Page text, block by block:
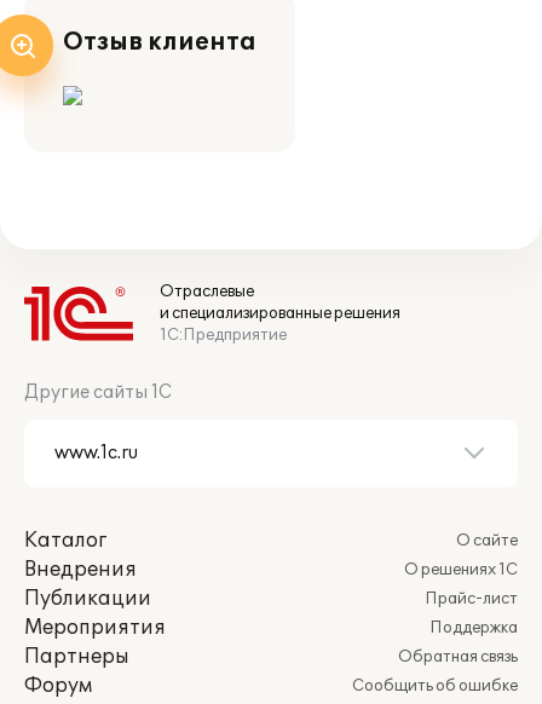
Отзыв клиента
Отраслевые
и специализированные решения
1С:Предприятие
Другие сайты 1С
Каталог
Внедрения
Публикации
Мероприятия
Партнеры
Форум
О сайте
О решениях 1С
Прайс-лист
Поддержка
Обратная связь
Сообщить об ошибке